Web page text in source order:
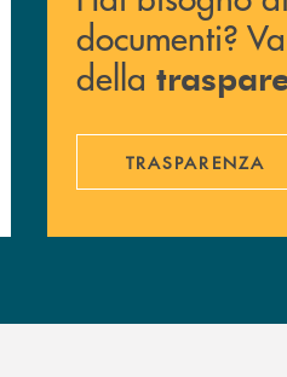
documenti?
della
TRASPARENZA